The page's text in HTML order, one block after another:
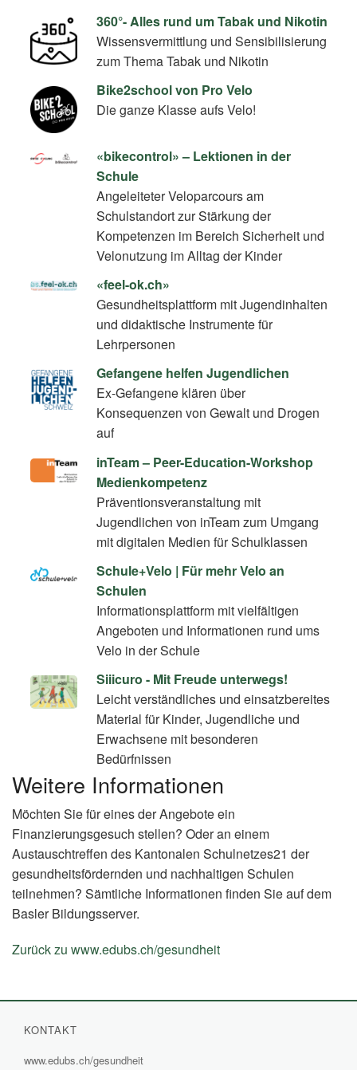
360°- Alles rund um Tabak und Nikotin
Wissensvermittlung und Sensibilisierung
zum Thema Tabak und Nikotin
Bike2school von Pro Velo
Die ganze Klasse aufs Velo!
«bikecontrol» – Lektionen in der
Schule
Angeleiteter Veloparcours am
Schulstandort zur Stärkung der
Kompetenzen im Bereich Sicherheit und
Velonutzung im Alltag der Kinder
«feel-ok.ch»
Gesundheitsplattform mit Jugendinhalten
und didaktische Instrumente für
Lehrpersonen
Gefangene helfen Jugendlichen
Ex-Gefangene klären über
Konsequenzen von Gewalt und Drogen
auf
inTeam – Peer-Education-Workshop
Medienkompetenz
Präventionsveranstaltung mit
Jugendlichen von inTeam zum Umgang
mit digitalen Medien für Schulklassen
Schule+Velo | Für mehr Velo an
Schulen
Informationsplattform mit vielfältigen
Angeboten und Informationen rund ums
Velo in der Schule
Siiicuro - Mit Freude unterwegs!
Leicht verständliches und einsatzbereites
Material für Kinder, Jugendliche und
Erwachsene mit besonderen
Bedürfnissen
Weitere Informationen
Möchten Sie für eines der Angebote ein
Finanzierungsgesuch stellen? Oder an einem
Austauschtreffen des Kantonalen Schulnetzes21 der
gesundheitsfördernden und nachhaltigen Schulen
teilnehmen? Sämtliche Informationen finden Sie auf dem
Basler Bildungsserver.
Zurück zu www.edubs.ch/gesundheit
KONTAKT
www.edubs.ch/gesundheit